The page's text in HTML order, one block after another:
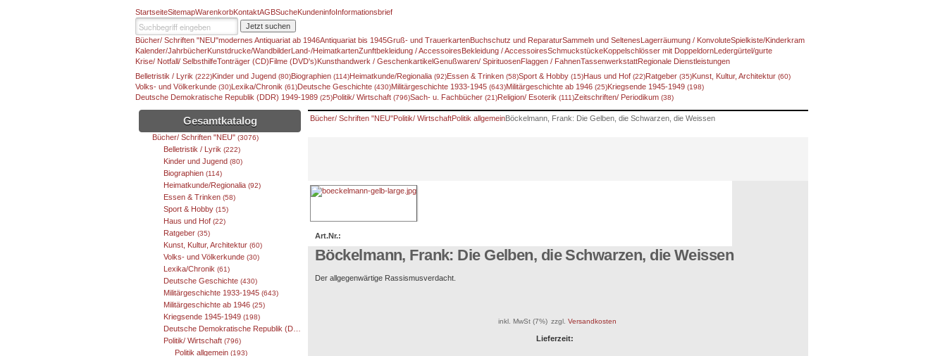
StartseiteSitemapWarenkorbKontaktAGBSucheKundeninfoInformationsbrief
Jetzt suchen
Bücher/ Schriften "NEU"modernes Antiquariat ab 1946Antiquariat bis 1945Gruß- und TrauerkartenBuchschutz und ReparaturSammeln und Seltenes Lagerräumung / KonvoluteSpielkiste/Kinderkram
Kalender/JahrbücherKunstdrucke/Wandbilder Land-/HeimatkartenZunftbekleidung / Accessoires Bekleidung / AccessoiresSchmuckstückeKoppelschlösser mit Doppeldorn Ledergürtel/gurte
Krise/ Notfall/ SelbsthilfeTonträger (CD) Filme (DVD's) Kunsthandwerk / GeschenkartikelGenußwaren/ SpirituosenFlaggen / FahnenTassenwerkstattRegionale Dienstleistungen
Belletristik / Lyrik (222)Kinder und Jugend (80)Biographien (114)Heimatkunde/Regionalia (92)Essen & Trinken (58)Sport & Hobby (15)Haus und Hof (22)Ratgeber (35)Kunst, Kultur, Architektur (60)
Volks- und Völkerkunde (30) Lexika/Chronik (61)Deutsche Geschichte (430)Militärgeschichte 1933-1945 (643)Militärgeschichte ab 1946 (25)Kriegsende 1945-1949 (198)
Deutsche Demokratische Republik (DDR) 1949-1989 (25)Politik/ Wirtschaft (796)Sach- u. Fachbücher (21)Religion/ Esoterik (111)Zeitschriften/ Periodikum (38)
Gesamtkatalog
Bücher/ Schriften "NEU" (3076)
Belletristik / Lyrik (222)
Kinder und Jugend (80)
Biographien (114)
Heimatkunde/Regionalia (92)
Essen & Trinken (58)
Sport & Hobby (15)
Haus und Hof (22)
Ratgeber (35)
Kunst, Kultur, Architektur (60)
Volks- und Völkerkunde (30)
Lexika/Chronik (61)
Deutsche Geschichte (430)
Militärgeschichte 1933-1945 (643)
Militärgeschichte ab 1946 (25)
Kriegsende 1945-1949 (198)
Deutsche Demokratische Republik (DDR) 1949-1989
Politik/ Wirtschaft (796)
Politik allgemein (193)
Bücher/ Schriften "NEU"Politik/ WirtschaftPolitik allgemeinBöckelmann, Frank: Die Gelben, die Schwarzen, die Weissen
Art.Nr.:
Böckelmann, Frank: Die Gelben, die Schwarzen, die Weissen
Der allgegenwärtige Rassismusverdacht.
inkl. MwSt (7%) zzgl. Versandkosten
Lieferzeit: